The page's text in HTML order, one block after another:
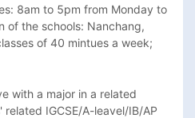
8am to 5pm from Monday to
of the schools: Nanchang,
of 40 mintues a week;
with a major in a related
IGCSE/A-leavel/IB/AP